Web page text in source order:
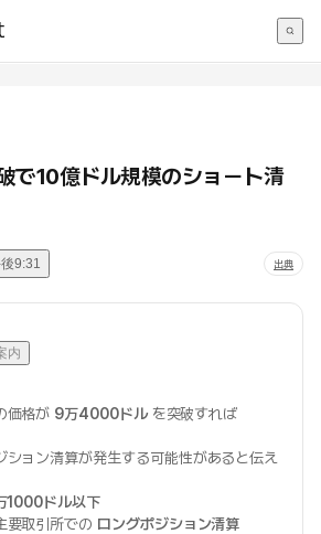
で10億ドル規模のショート清
9:31 出典
内
価格が 9万4000ドルを突破すれば
ション清算が発生する可能性があると伝え
1000ドル以下
要取引所での ロングポジション清算